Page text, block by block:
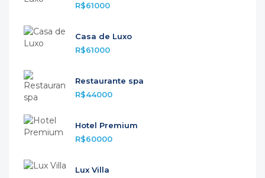
R$61000
Casa de Luxo
R$61000
Restaurante spa
R$44000
Hotel Premium
R$60000
Lux Villa